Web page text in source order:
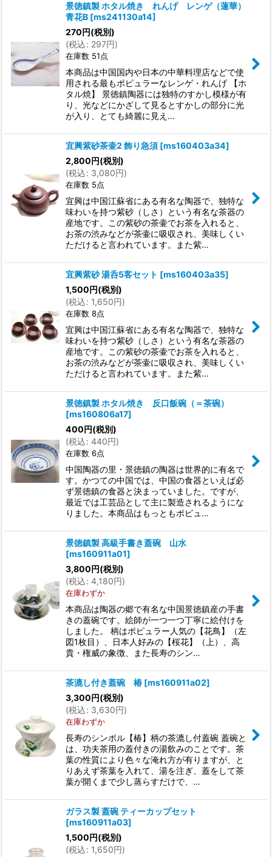
景徳鎮製 ホタル焼き れんげ レンゲ（蓮華）
青花B [ms241130a14]
270円(税別)
(税込: 297円)
在庫数 51点
本商品は中国国内や日本の中華料理店などで使
用される最もポピュラーなレンゲ・れんげ 【ホ
タル焼】 景徳鎮陶器には独特のすかし模様が有
り、光などにかざして見るとすかしの部分に光
が入り、とても綺麗に見え…
宜興紫砂茶壷2 飾り急須 [ms160403a34]
2,800円(税別)
(税込: 3,080円)
在庫数 5点
宜興は中国江蘇省にある有名な陶器で、独特な
味わいを持つ紫砂（しさ）という有名な茶器の
産地です。この紫砂の茶壷でお茶を入れると、
お茶の渋みなどが茶壷に吸収され、美味しくい
ただけると言われています。また紫…
宜興紫砂 湯呑5客セット [ms160403a35]
1,500円(税別)
(税込: 1,650円)
在庫数 8点
宜興は中国江蘇省にある有名な陶器で、独特な
味わいを持つ紫砂（しさ）という有名な茶器の
産地です。この紫砂の茶壷でお茶を入れると、
お茶の渋みなどが茶壷に吸収され、美味しくい
ただけると言われています。また紫…
景徳鎮製 ホタル焼き 反口飯碗（＝茶碗）
[ms160806a17]
400円(税別)
(税込: 440円)
在庫数 6点
中国陶器の里・景徳鎮の陶器は世界的に有名で
す。かつての中国では、中国の食器といえば必
ず景徳鎮の食器と決まっていました。ですが、
最近では工芸品として主に製造されるようにな
りました。本商品はもっともポピュ…
景徳鎮製 高級手書き蓋碗 山水
[ms160911a01]
3,800円(税別)
(税込: 4,180円)
在庫わずか
本商品は陶器の郷で有名な中国景徳鎮産の手書
きの蓋碗です。絵師が一つ一つ丁寧に絵付けを
しました。 柄はポピュラー人気の【花鳥】（左
図1枚目）、日本人好みの【桜花】（上）、高
貴・権威の象徴、また長寿のシン…
茶漉し付き蓋碗 椿 [ms160911a02]
3,300円(税別)
(税込: 3,630円)
在庫わずか
長寿のシンボル【椿】柄の茶漉し付蓋碗 蓋碗と
は、功夫茶用の蓋付きの湯飲みのことです。茶
葉の性質により色々な淹れ方が有りますが、と
りあえず茶葉を入れて、湯を注ぎ、蓋をして茶
葉が開くまで少し蒸らすだけで、…
ガラス製 蓋碗 ティーカップセット
[ms160911a03]
1,500円(税別)
(税込: 1,650円)